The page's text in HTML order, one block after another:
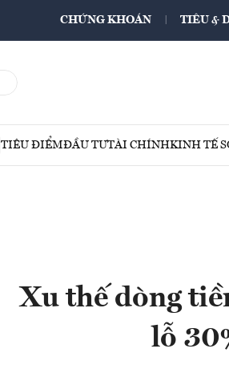
CHỨNG KHOÁN TIÊU &
TIÊU ĐIỂMĐẦU TƯTÀI CHÍNHKINH TẾ
Xu thế dòng
lỗ